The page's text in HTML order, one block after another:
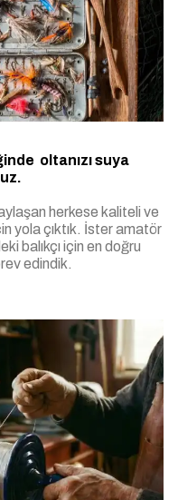
oltanızı suya
herkese kaliteli ve
yola çıktık. İster amatör
balıkçı için en doğru
edindik.